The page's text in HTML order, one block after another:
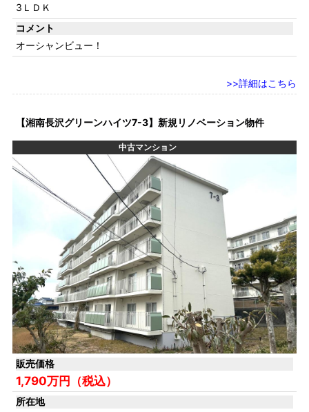
3ＬＤＫ
コメント
オーシャンビュー！
詳細はこちら
【湘南長沢グリーンハイツ7-3】新規リノベーション物件
中古マンション
販売価格
1,790万円（税込）
所在地